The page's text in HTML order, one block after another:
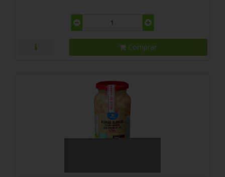
Comprar